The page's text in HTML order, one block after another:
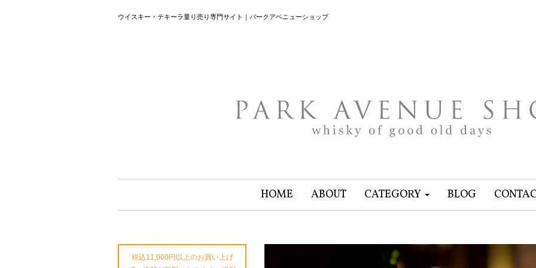
ウイスキー・テキーラ量り売り専門サイト｜パークアベニューショップ
HOME ABOUT CATEGORY BLOG
税込11,000円以上のお買い上げ